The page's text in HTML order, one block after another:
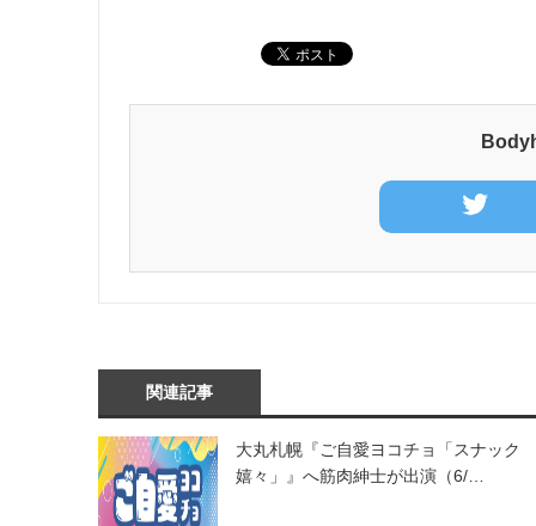
関連記事
大丸札幌『ご自愛ヨコチョ「スナック
嬉々」』へ筋肉紳士が出演（6/…